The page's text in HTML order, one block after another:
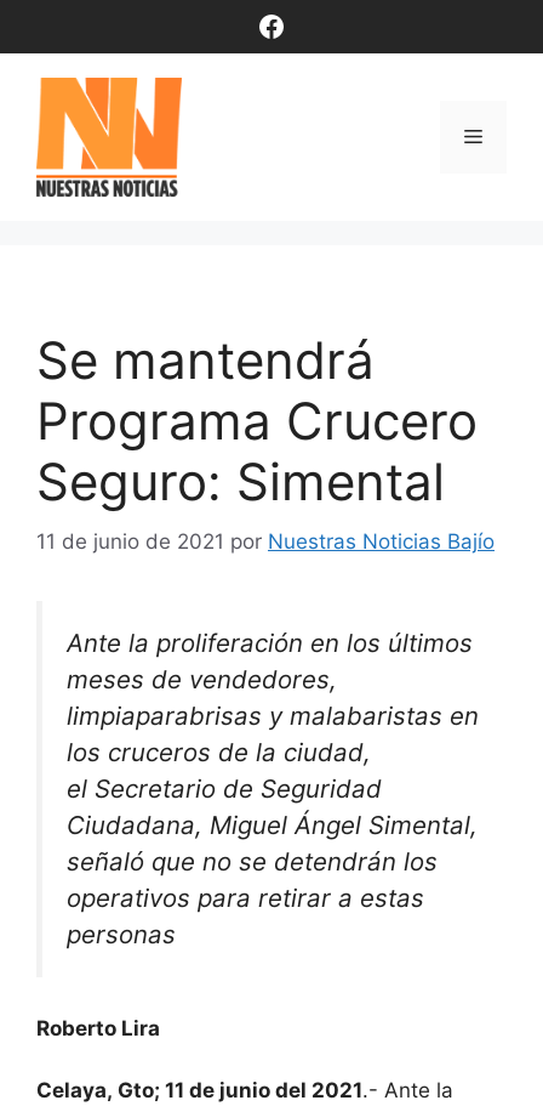
contenido
Facebook
Menú
Se mantendrá
Programa Crucero
Seguro: Simental
11 de junio de 2021 por Nuestras Noticias Bajío
Ante la proliferación en los últimos
meses de vendedores,
limpiaparabrisas y malabaristas en
los cruceros de la ciudad,
el Secretario de Seguridad
Ciudadana, Miguel Ángel Simental,
señaló que no se detendrán los
operativos para retirar a estas
personas
Roberto Lira
Celaya, Gto; 11 de junio del 2021.- Ante la